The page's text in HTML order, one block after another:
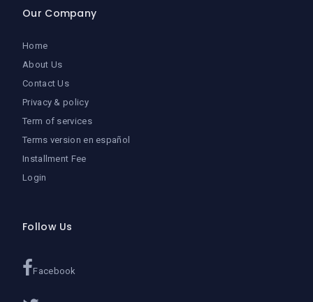
Our Company
Home
About Us
Contact Us
Privacy & policy
Term of services
Terms version en español
Installment Fee
Login
Follow Us
Facebook